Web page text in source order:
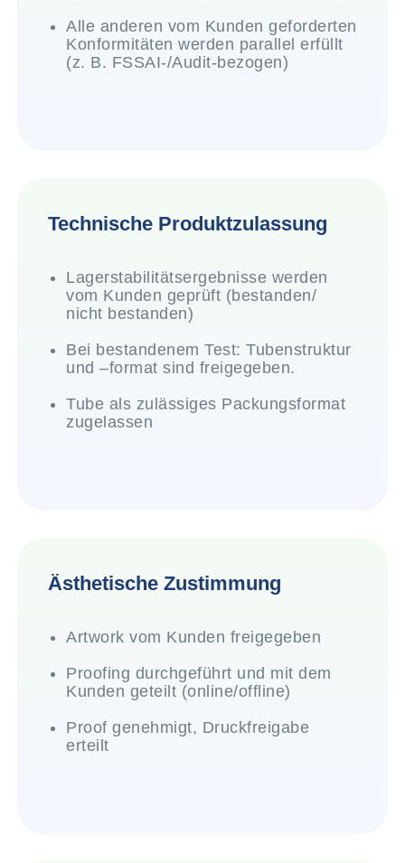
Alle anderen vom Kunden geforderten
Konformitäten werden parallel erfüllt
(z. B. FSSAI-/Audit-bezogen)
Technische Produktzulassung
Lagerstabilitätsergebnisse werden
vom Kunden geprüft (bestanden/
nicht bestanden)
Bei bestandenem Test: Tubenstruktur
und –format sind freigegeben.
Tube als zulässiges Packungsformat
zugelassen
Ästhetische Zustimmung
Artwork vom Kunden freigegeben
Proofing durchgeführt und mit dem
Kunden geteilt (online/offline)
Proof genehmigt, Druckfreigabe
erteilt